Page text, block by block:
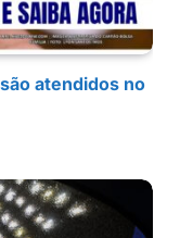
atendidos no